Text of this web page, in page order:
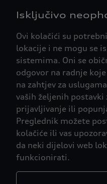
Isključivo
Ovi kolačići su
lokacije i ne mogu se
sistemima. Oni se
odgovor na radnje
na zahtjev za
vaših željenih
prijavljivanje ili
Preglednik možete
kolačiće ili vas
da neki dijelovi web
funkcionirati.